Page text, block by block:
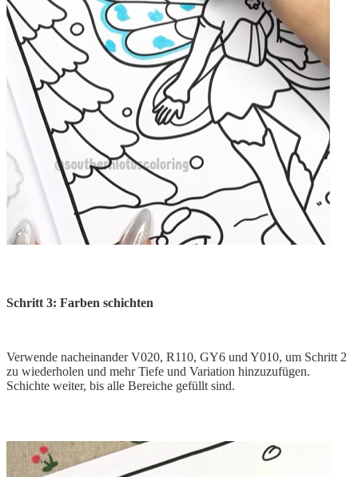
Schritt 3: Farben schichten
Verwende nacheinander V020, R110, GY6 und Y010, um Schritt 2
zu wiederholen und mehr Tiefe und Variation hinzuzufügen.
Schichte weiter, bis alle Bereiche gefüllt sind.